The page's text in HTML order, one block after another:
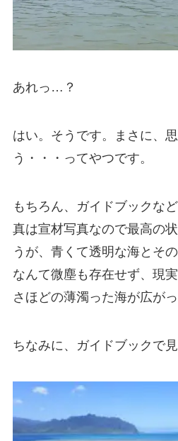
あれっ…？
はい。そうです。まさに、
う・・・ってやつです。
もちろん、ガイドブックな
真は宣材写真なので最高の
うが、青くて透明な海とそ
なんて微塵も存在せず、現
さほどの薄濁った海が広が
ちなみに、ガイドブックで